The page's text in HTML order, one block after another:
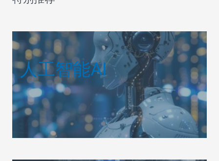
人工智能AI